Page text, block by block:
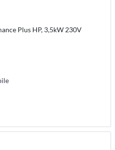
Plus HP, 3,5kW 230V